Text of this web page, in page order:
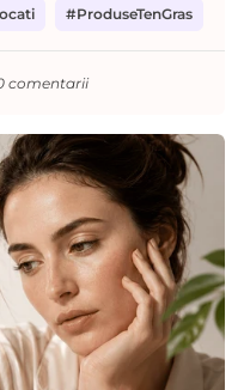
#ProduseTenGras
comentarii